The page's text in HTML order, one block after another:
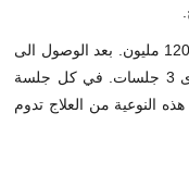
عدد تظاعف وتكرار هذه الألياف يصل الى 60-120 مليون. بعد الوصول الى
هذا العدد يتم حقن المنطقة المصابة على مدى 3 جلسات. في كل جلسة
هذه النوعية من العلاج تدوم